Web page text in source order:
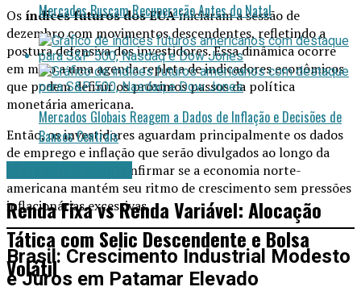
Os índices futuros dos EUAiniciaram a sessão de
dezembro com movimentos descendentes, refletindo a
postura defensiva dos investidores. Essa dinâmica ocorre
em meio a uma agenda repleta de indicadores econômicos
que podem definir os próximos passos da política
monetária americana.
Então, os investidores aguardam principalmente os dados
de emprego e inflação que serão divulgados ao longo da
semana, buscando confirmar se a economia norte-
americana mantém seu ritmo de crescimento sem pressões
inflacionárias excessivas.
Brasil: Crescimento Industrial Modesto
e Juros em Patamar Elevado
Mercados Buscam Recuperação Antes do Natal
Mercados Globais Reagem a Dados de Inflação e Decisões de
Bancos Centrais
Renda Fixa vs Renda Variável: Alocação
Tática com Selic Descendente e Bolsa
Volátil